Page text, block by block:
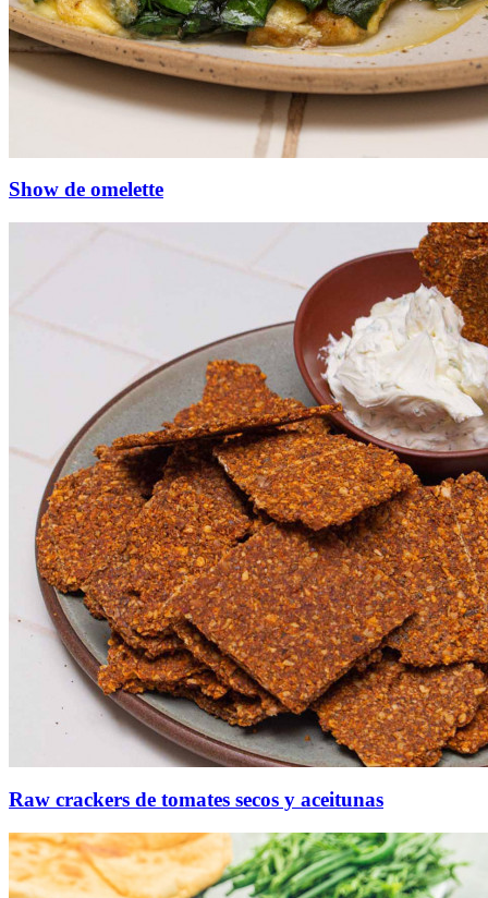
Show de omelette
Raw crackers de tomates secos y aceitunas